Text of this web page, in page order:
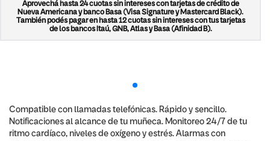
Aprovechá hasta 24 cuotas sin intereses con tarjetas de crédito de
Nueva Americana y banco Basa (Visa Signature y Mastercard Black).
También podés pagar en hasta 12 cuotas sin intereses con tus tarjetas
de los bancos Itaú, GNB, Atlas y Basa (Afinidad B).
Compatible con llamadas telefónicas. Rápido y sencillo.
Notificaciones al alcance de tu muñeca. Monitoreo 24/7 de tu
ritmo cardíaco, niveles de oxígeno y estrés. Alarmas con